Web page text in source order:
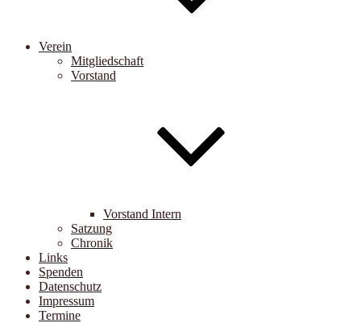
Verein
Mitgliedschaft
Vorstand
Vorstand Intern
Satzung
Chronik
Links
Spenden
Datenschutz
Impressum
Termine